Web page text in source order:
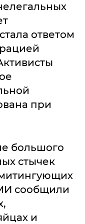
ответом
при
большого
стычек
сообщили
и